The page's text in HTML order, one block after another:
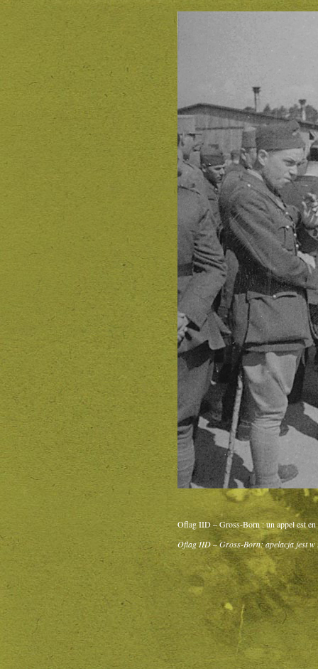
Oflag IID – Gross-Born : un appel est en
Oflag IID – Gross-Born: apelacja jest w